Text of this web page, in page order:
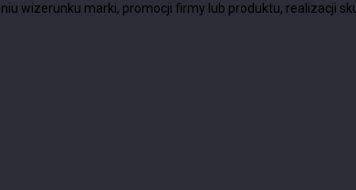
wizerunku marki, promocji firmy lub produktu, realizacji